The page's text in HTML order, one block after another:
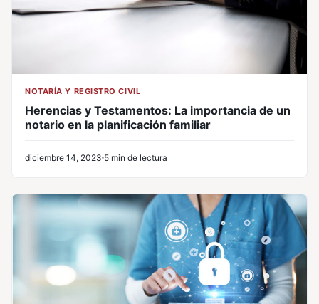
NOTARÍA Y REGISTRO CIVIL
Herencias y Testamentos: La importancia de un
notario en la planificación familiar
diciembre 14, 2023 5 min de lectura